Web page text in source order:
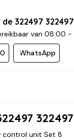
322497
van 08:00 -
WhatsApp
control unit Set 8